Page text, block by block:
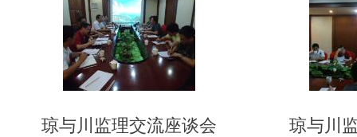
琼与川监理交流座谈会 琼与川